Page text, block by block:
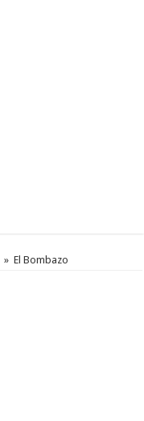
» El Bombazo